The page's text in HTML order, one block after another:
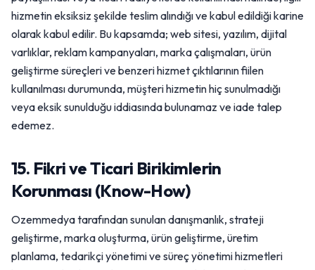
hizmetin eksiksiz şekilde teslim alındığı ve kabul edildiği karine
olarak kabul edilir. Bu kapsamda; web sitesi, yazılım, dijital
varlıklar, reklam kampanyaları, marka çalışmaları, ürün
geliştirme süreçleri ve benzeri hizmet çıktılarının fiilen
kullanılması durumunda, müşteri hizmetin hiç sunulmadığı
veya eksik sunulduğu iddiasında bulunamaz ve iade talep
edemez.
15. Fikri ve Ticari Birikimlerin
Korunması (Know-How)
Ozemmedya tarafından sunulan danışmanlık, strateji
geliştirme, marka oluşturma, ürün geliştirme, üretim
planlama, tedarikçi yönetimi ve süreç yönetimi hizmetleri